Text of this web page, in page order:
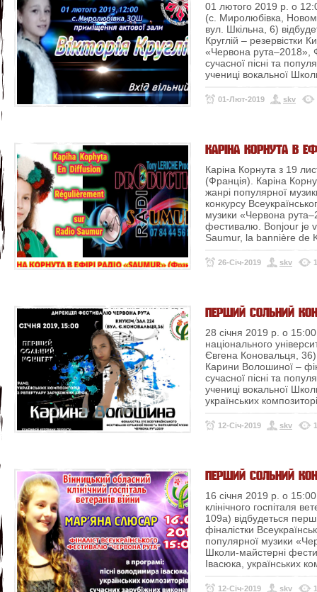
01 лютого 2019 р. о
(с. Миролюбівка,
вул. Шкільна, 6)
Круглій – резервістки
«Червона рута–2018»,
сучасної пісні та
учениці вокальної
01-Лют-2019 skv
КАРІНА КОРНУТА В
Каріна Корнута з 19
(Франція). Каріна
жанрі популярної
конкурсу
музики «Червона
фестивалю. Bonjour je
Saumur, la bannière de
26-Січ-2019 skv
ПЕРШИЙ СОЛЬНИЙ
28 січня 2019 р. о
національного
Євгена Коновальця,
Карини Волошиної –
сучасної пісні та
учениці вокальної
українських
12-Січ-2019 skv
ПЕРШИЙ СОЛЬНИЙ
16 січня 2019 р. о 15:00
клінічного госпіталя
109а) відбудеться
фіналістки
популярної музики
Школи-майстерні
Івасюка, українських
12-Січ-2019 skv